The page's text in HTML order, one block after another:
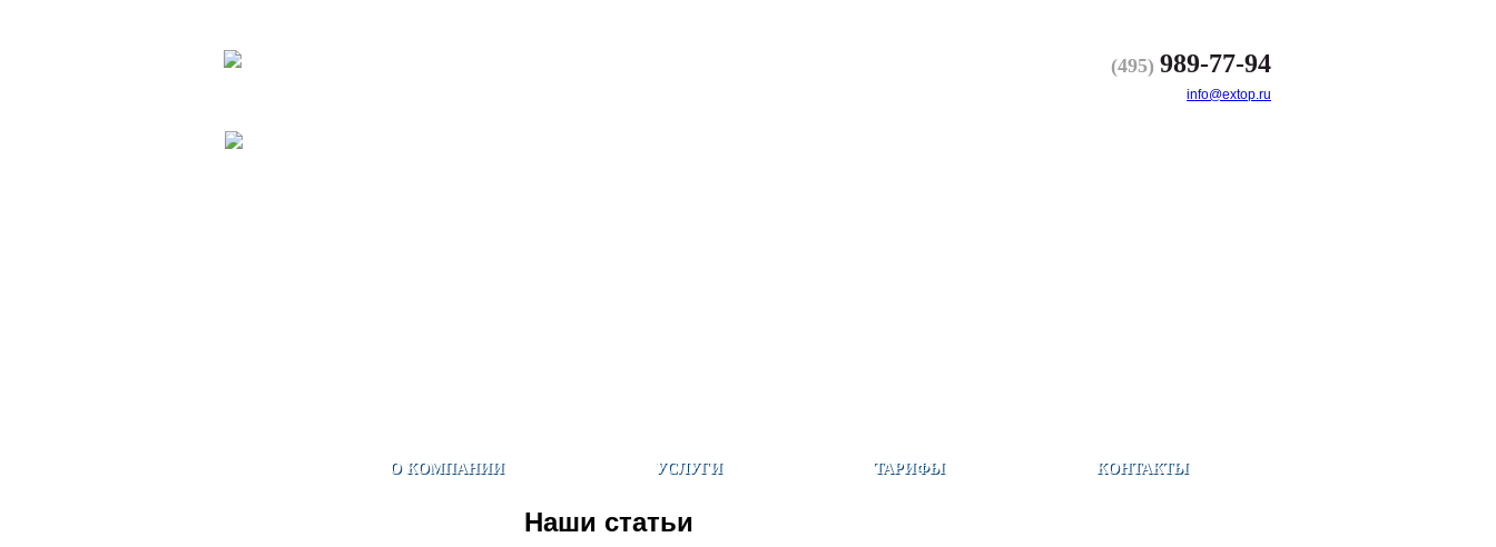
(495) 989-77-94
info@extop.ru
О КОМПАНИИ УСЛУГИ ТАРИФЫ КОНТАКТЫ
Наши статьи